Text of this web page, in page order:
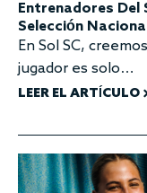
Entrenadores Del
Selección
En Sol SC,
jugador es solo…
LEER EL ARTÍCULO